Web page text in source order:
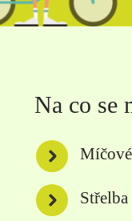
Na co se
Střelba